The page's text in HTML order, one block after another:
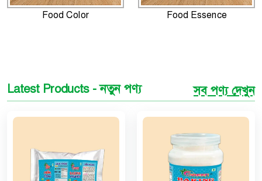
Food Color Food Essence
Latest Products - নতুন পণ্য সব পণ্য দেখুন